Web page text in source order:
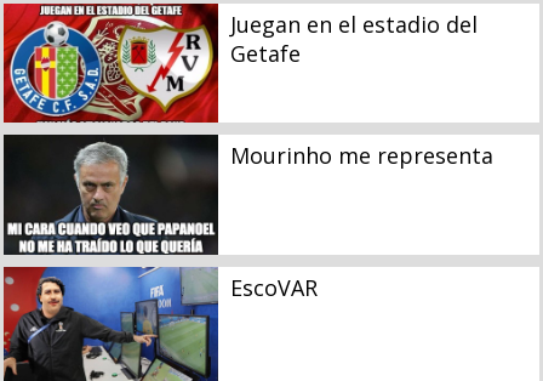
Juegan en el estadio del
Getafe
Mourinho me representa
EscoVAR